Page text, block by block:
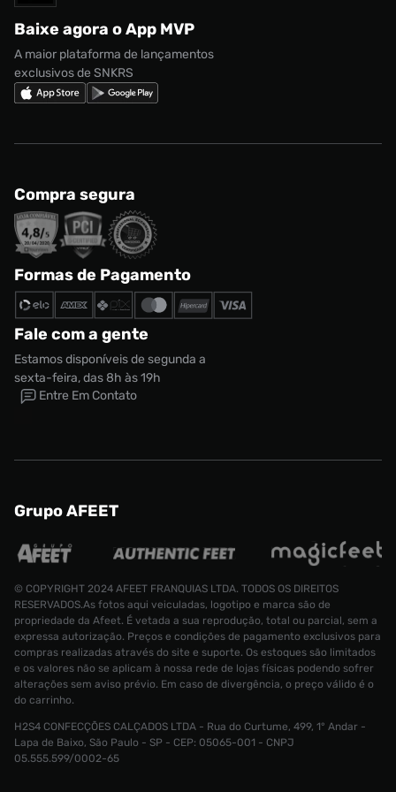
CONTINUAR COMPRANDO
Tênis Nike Air Force 1 ´07 LV8 Masculino
ADICIONAR AO CARRINHO
Nike Shox
Regulamento CRM/ CASHBACK
Regulamento Cupom
Baixe agora o App MVP
A maior plataforma de lançamentos
exclusivos de SNKRS
Compra segura
Formas de Pagamento
Fale com a gente
Estamos disponíveis de segunda a
sexta-feira, das 8h às 19h
Entre Em Contato
Grupo AFEET
© COPYRIGHT 2024 AFEET FRANQUIAS LTDA. TODOS OS DIREITOS
RESERVADOS.As fotos aqui veiculadas, logotipo e marca são de
propriedade da Afeet. É vetada a sua reprodução, total ou parcial, sem a
expressa autorização. Preços e condições de pagamento exclusivos para
compras realizadas através do site e suporte. Os estoques são limitados
e os valores não se aplicam à nossa rede de lojas físicas podendo sofrer
alterações sem aviso prévio. Em caso de divergência, o preço válido é o
do carrinho.
H2S4 CONFECÇÕES CALÇADOS LTDA - Rua do Curtume, 499, 1° Andar -
Lapa de Baixo, São Paulo - SP - CEP: 05065-001 - CNPJ
05.555.599/0002-65